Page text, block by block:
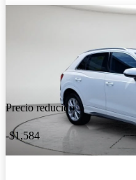
Precio reducido
-$1,584